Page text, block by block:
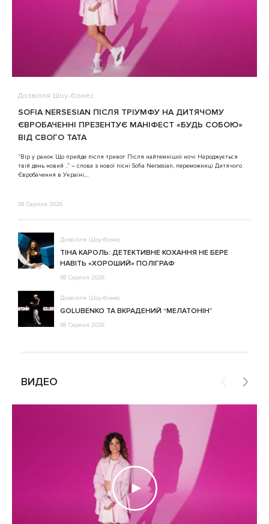
Дозвілля Шоу-бізнес
SOFIA NERSESIAN ПІСЛЯ ТРІУМФУ НА ДИТЯЧОМУ
ЄВРОБАЧЕННІ ПРЕЗЕНТУЄ МАНІФЕСТ «БУДЬ СОБОЮ»
ВІД СВОГО ТАТА
“Вір у ранок Що прийде після тривог Після найтемнішої ночі Народжується
твій день новий ..” – слова з нової пісні Sofia Nersesian, переможниці Дитячого
Євробачення в Україні,...
08 Серпня 2026
Дозвілля Шоу-бізнес
ТІНА КАРОЛЬ: ДЕТЕКТИВНЕ КОХАННЯ НЕ БЕРЕ
НАВІТЬ «ХОРОШИЙ» ПОЛІГРАФ
08 Серпня 2026
Дозвілля Шоу-бізнес
GOLUBENKO ТА ВКРАДЕНИЙ “МЕЛАТОНІН”
08 Серпня 2026
ВИДЕО